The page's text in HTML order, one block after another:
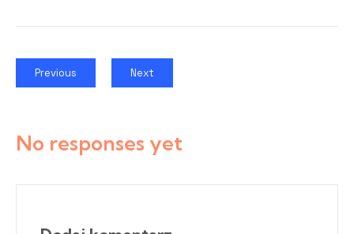
Previous Next
No responses yet